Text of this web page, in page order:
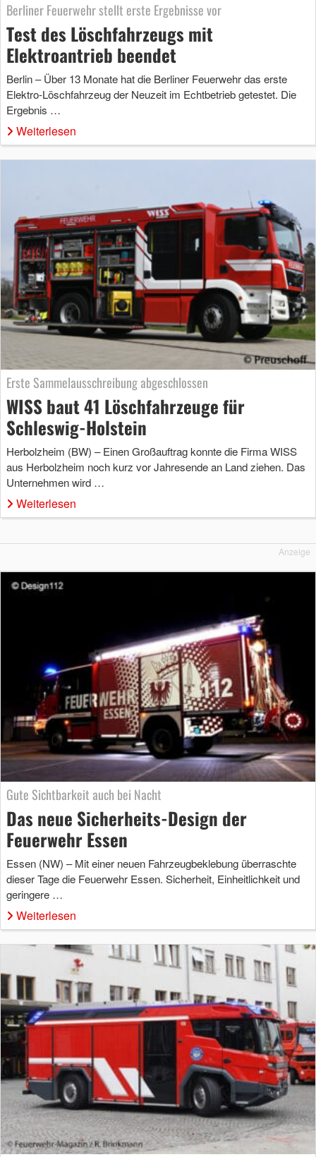
Berliner Feuerwehr stellt erste Ergebnisse vor
Test des Löschfahrzeugs mit
Elektroantrieb beendet
Berlin – Über 13 Monate hat die Berliner Feuerwehr das erste
Elektro-Löschfahrzeug der Neuzeit im Echtbetrieb getestet. Die
Ergebnis …
Weiterlesen
Erste Sammelausschreibung abgeschlossen
WISS baut 41 Löschfahrzeuge für
Schleswig-Holstein
Herbolzheim (BW) – Einen Großauftrag konnte die Firma WISS
aus Herbolzheim noch kurz vor Jahresende an Land ziehen. Das
Unternehmen wird …
Weiterlesen
Anzeige
Gute Sichtbarkeit auch bei Nacht
Das neue Sicherheits-Design der
Feuerwehr Essen
Essen (NW) – Mit einer neuen Fahrzeugbeklebung überraschte
dieser Tage die Feuerwehr Essen. Sicherheit, Einheitlichkeit und
geringere …
Weiterlesen